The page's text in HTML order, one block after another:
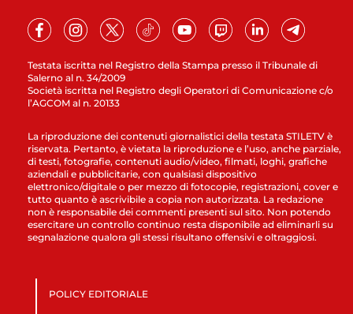
Testata iscritta nel Registro della Stampa presso il Tribunale di
Salerno al n. 34/2009
Società iscritta nel Registro degli Operatori di Comunicazione c/o
l’AGCOM al n. 20133
La riproduzione dei contenuti giornalistici della testata STILETV è
riservata. Pertanto, è vietata la riproduzione e l’uso, anche parziale,
di testi, fotografie, contenuti audio/video, filmati, loghi, grafiche
aziendali e pubblicitarie, con qualsiasi dispositivo
elettronico/digitale o per mezzo di fotocopie, registrazioni, cover e
tutto quanto è ascrivibile a copia non autorizzata. La redazione
non è responsabile dei commenti presenti sul sito. Non potendo
esercitare un controllo continuo resta disponibile ad eliminarli su
segnalazione qualora gli stessi risultano offensivi e oltraggiosi.
POLICY EDITORIALE